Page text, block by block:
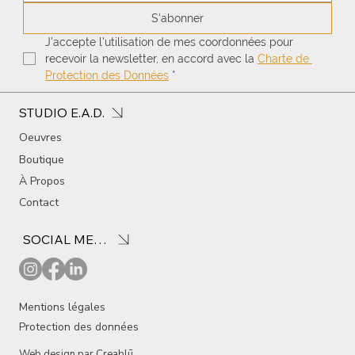
STUDIO E.A.D.
Oeuvres
Boutique
À Propos
Contact
S'abonner
J'accepte l'utilisation de mes coordonnées pour
recevoir la newsletter, en accord avec la Charte de
Protection des Données *
SOCIAL MEDIA
Mentions légales
Protection des données